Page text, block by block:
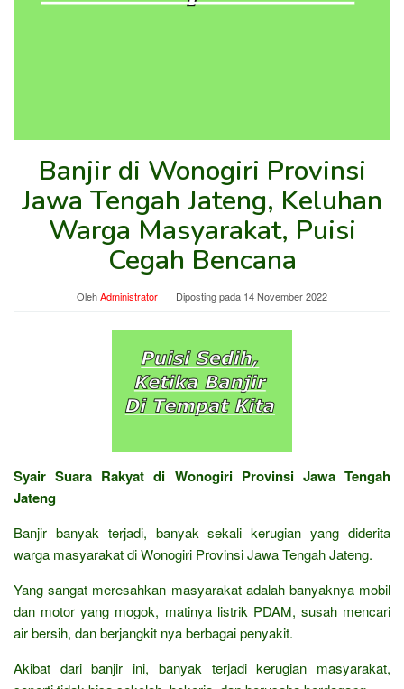
Banjir di Wonogiri Provinsi
Jawa Tengah Jateng, Keluhan
Warga Masyarakat, Puisi
Cegah Bencana
OlehAdministrator Diposting pada 14 November 2022
Syair Suara Rakyat di Wonogiri Provinsi Jawa Tengah
Jateng
Banjir banyak terjadi, banyak sekali kerugian yang diderita
warga masyarakat di Wonogiri Provinsi Jawa Tengah Jateng.
Yang sangat meresahkan masyarakat adalah banyaknya mobil
dan motor yang mogok, matinya listrik PDAM, susah mencari
air bersih, dan berjangkit nya berbagai penyakit.
Akibat dari banjir ini, banyak terjadi kerugian masyarakat,